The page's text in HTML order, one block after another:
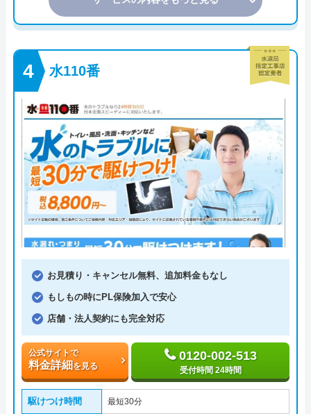
水110番
お見積り・キャンセル無料、追加料金もなし
もしもの時にPL保険加入で安心
店舗・法人契約にも完全対応
公式サイトで
料金詳細を見る
0120-002-513
受付時間 24時間
駆けつけ時間 最短30分